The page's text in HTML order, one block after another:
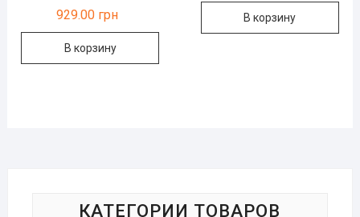
929.00 грн
В корзину
В корзину
КАТЕГОРИИ ТОВАРОВ